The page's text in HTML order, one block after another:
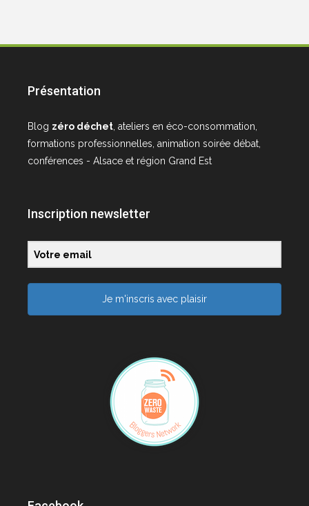
Présentation
Blog zéro déchet, ateliers en éco-consommation,
formations professionnelles, animation soirée débat,
conférences - Alsace et région Grand Est
Inscription newsletter
Je m'inscris avec plaisir